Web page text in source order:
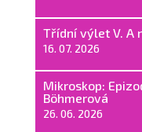
Třídní výlet V. A
16. 07. 2026
Mikroskop:
Böhmerová
26. 06. 2026